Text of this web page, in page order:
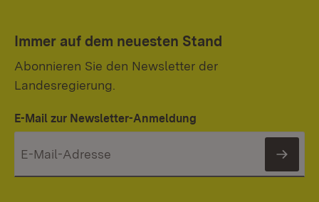
Immer auf dem neuesten Stand
Abonnieren Sie den Newsletter der
Landesregierung.
E-Mail zur Newsletter-Anmeldung